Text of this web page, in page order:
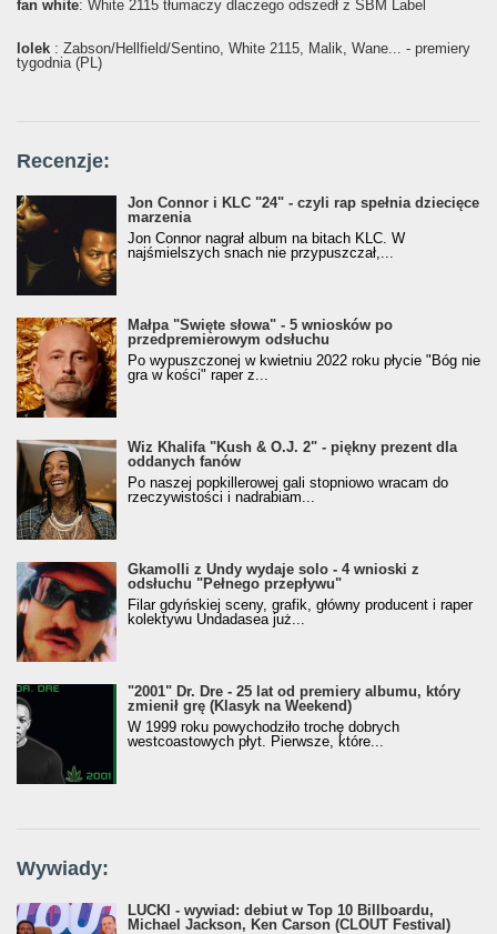
fan white: White 2115 tłumaczy dlaczego odszedł z SBM Label
lolek : Żabson/Hellfield/Sentino, White 2115, Malik, Wane... - premiery
tygodnia (PL)
Recenzje:
Jon Connor i KLC "24" - czyli rap spełnia dziecięce
marzenia
Jon Connor nagrał album na bitach KLC. W
najśmielszych snach nie przypuszczał,...
Małpa "Święte słowa" - 5 wniosków po
przedpremierowym odsłuchu
Po wypuszczonej w kwietniu 2022 roku płycie "Bóg nie
gra w kości" raper z...
Wiz Khalifa "Kush & O.J. 2" - piękny prezent dla
oddanych fanów
Po naszej popkillerowej gali stopniowo wracam do
rzeczywistości i nadrabiam...
Gkamolli z Undy wydaje solo - 4 wnioski z
odsłuchu "Pełnego przepływu"
Filar gdyńskiej sceny, grafik, główny producent i raper
kolektywu Undadasea już...
"2001" Dr. Dre - 25 lat od premiery albumu, który
zmienił grę (Klasyk na Weekend)
W 1999 roku powychodziło trochę dobrych
westcoastowych płyt. Pierwsze, które...
Wywiady:
LUCKI - wywiad: debiut w Top 10 Billboardu,
Michael Jackson, Ken Carson (CLOUT Festival)